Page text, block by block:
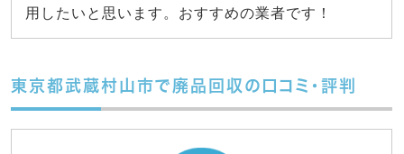
用したいと思います。おすすめの業者です！
東京都武蔵村山市で廃品回収の口コミ・評判